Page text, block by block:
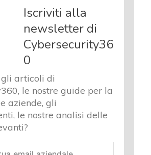
Iscriviti alla
newsletter di
Cybersecurity36
0
articoli di
le nostre guide per la
aziende, gli
le nostre analisi delle